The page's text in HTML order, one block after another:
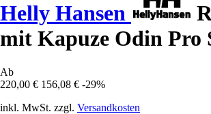
Helly Hansen
mit Kapuze Odin Pro
Ab
220,00 € 156,08 € -29%
inkl. MwSt. zzgl. Versandkosten